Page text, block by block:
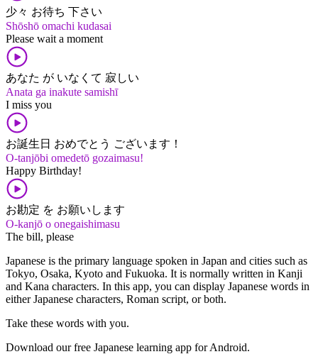
少々 お待ち 下さい
Shōshō omachi kudasai
Please wait a moment
あなた が いなくて 寂しい
Anata ga inakute samishī
I miss you
お誕生日 おめでとう ございます！
O-tanjōbi omedetō gozaimasu!
Happy Birthday!
お勘定 を お願いします
O-kanjō o onegaishimasu
The bill, please
Japanese is the primary language spoken in Japan and cities such as
Tokyo, Osaka, Kyoto and Fukuoka. It is normally written in Kanji
and Kana characters. In this app, you can display Japanese words in
either Japanese characters, Roman script, or both.
Take these words with you.
Download our free Japanese learning app for Android.